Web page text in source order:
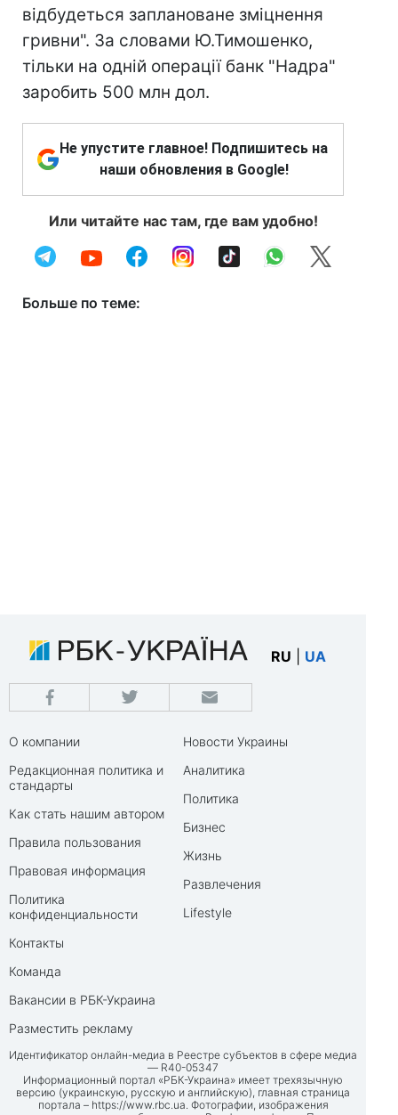
відбудеться заплановане зміцнення
гривни". За словами Ю.Тимошенко,
тільки на одній операції банк "Надра"
заробить 500 млн дол.
Не упустите главное! Подпишитесь на
наши обновления в Google!
Или читайте нас там, где вам удобно!
Больше по теме:
RU UA
О компании
Редакционная политика и
стандарты
Как стать нашим автором
Правила пользования
Правовая информация
Политика
конфиденциальности
Контакты
Команда
Вакансии в РБК-Украина
Разместить рекламу
Новости Украины
Аналитика
Политика
Бизнес
Жизнь
Развлечения
Lifestyle
Идентификатор онлайн-медиа в Реестре субъектов в сфере медиа
— R40-05347
Информационный портал «РБК-Украина» имеет трехязычную
версию (украинскую, русскую и английскую), главная страница
портала – https://www.rbc.ua. Фотографии, изображения